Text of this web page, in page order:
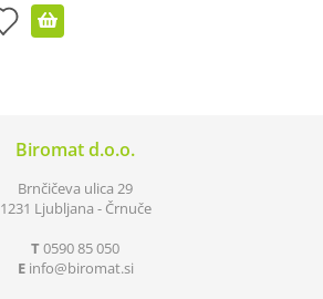
Biromat d.o.o.
Brnčičeva ulica 29
1231 Ljubljana - Črnuče
T0590 85 050
E info biromat.si